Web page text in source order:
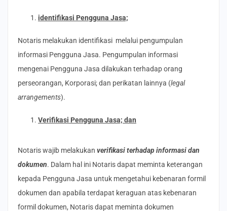
identifikasi Pengguna Jasa;
Notaris melakukan identifikasi melalui pengumpulan
informasi Pengguna Jasa. Pengumpulan informasi
mengenai Pengguna Jasa dilakukan terhadap orang
perseorangan, Korporasi; dan perikatan lainnya (legal
arrangements).
Verifikasi Pengguna Jasa; dan
Notaris wajib melakukan verifikasi terhadap informasi dan
dokumen. Dalam hal ini Notaris dapat meminta keterangan
kepada Pengguna Jasa untuk mengetahui kebenaran formil
dokumen dan apabila terdapat keraguan atas kebenaran
formil dokumen, Notaris dapat meminta dokumen